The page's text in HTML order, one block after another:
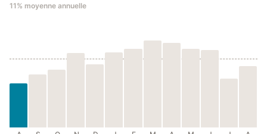
11% moyenne annuelle